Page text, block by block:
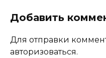
Добавить
Для отправки
авторизоваться.